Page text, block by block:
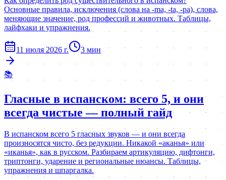
Основные правила, исключения (слова на -ma, -ta, -pa), слова,
меняющие значение, род профессий и животных. Таблицы,
лайфхаки и упражнения.
11 июля 2026 г. 3 мин
📚
Гласные в испанском: всего 5, и они
всегда чистые — полный гайд
В испанском всего 5 гласных звуков — и они всегда
произносятся чисто, без редукции. Никакой «аканья» или
«иканья», как в русском. Разбираем артикуляцию, дифтонги,
триптонги, ударение и региональные нюансы. Таблицы,
упражнения и шпаргалка.